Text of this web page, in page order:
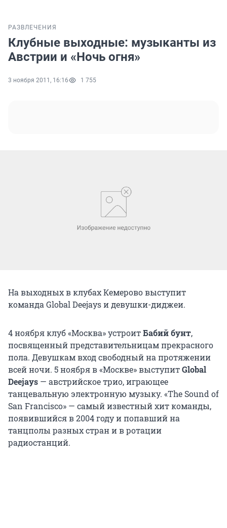
РАЗВЛЕЧЕНИЯ
Клубные выходные: музыканты из
Австрии и «Ночь огня»
3 ноября 2011, 16:16 1 755
На выходных в клубах Кемерово выступит
команда Global Deejays и девушки-диджеи.
4 ноября клуб «Москва» устроитБабий бунт,
посвященный представительницам прекрасного
пола. Девушкам вход свободный на протяжении
всей ночи. 5 ноября в «Москве» выступитGlobal
Deejays — австрийское трио, играющее
танцевальную электронную музыку. «The Sound of
San Francisco» — самый известный хит команды,
появившийся в 2004 году и попавший на
танцполы разных стран и в ротации
радиостанций.